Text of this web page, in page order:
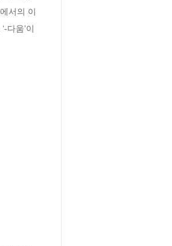
서의 이
다움’이